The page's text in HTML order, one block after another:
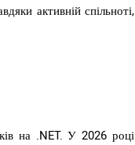
активній спільноті,
на .NET. У 2026 році